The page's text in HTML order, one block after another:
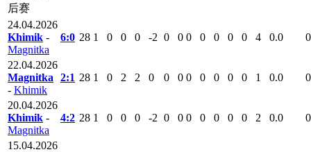
后赛
24.04.2026
Khimik -
Magnitka
6:0 28 1 0 0 0 -2 0 0 0 0 0 0 0 4 0.0 0
22.04.2026
Magnitka
- Khimik
2:1 28 1 0 2 2 0 0 0 0 0 0 0 0 1 0.0 0
20.04.2026
Khimik -
Magnitka
4:2 28 1 0 0 0 -2 0 0 0 0 0 0 0 2 0.0 0
15.04.2026